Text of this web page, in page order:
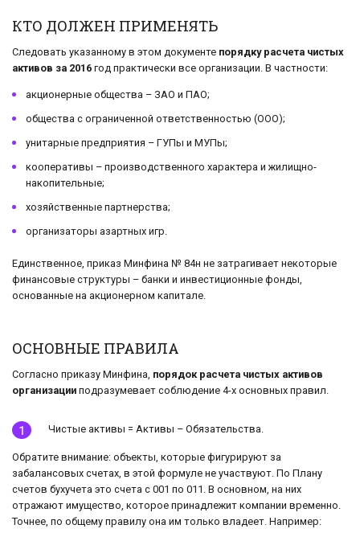
КТО ДОЛЖЕН ПРИМЕНЯТЬ
Следовать указанному в этом документе порядку расчета чистых
активов за 2016 год практически все организации. В частности:
акционерные общества – ЗАО и ПАО;
общества с ограниченной ответственностью (ООО);
унитарные предприятия – ГУПы и МУПы;
кооперативы – производственного характера и жилищно-
накопительные;
хозяйственные партнерства;
организаторы азартных игр.
Единственное, приказ Минфина № 84н не затрагивает некоторые
финансовые структуры – банки и инвестиционные фонды,
основанные на акционерном капитале.
ОСНОВНЫЕ ПРАВИЛА
Согласно приказу Минфина, порядок расчета чистых активов
организации подразумевает соблюдение 4-х основных правил.
Чистые активы = Активы – Обязательства.
Обратите внимание: объекты, которые фигурируют за
забалансовых счетах, в этой формуле не участвуют. По Плану
счетов бухучета это счета с 001 по 011. В основном, на них
отражают имущество, которое принадлежит компании временно.
Точнее, по общему правилу она им только владеет. Например: